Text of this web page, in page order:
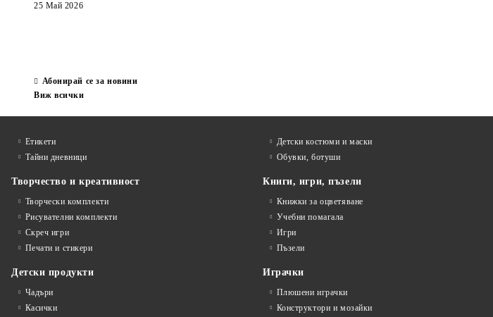
25 Май 2026
Абонирай се за новини
Виж всички
Етикети
Тайни дневници
Творчество и креативност
Творчески комплекти
Рисувателни комплекти
Скреч игри
Печати и стикери
Детски продукти
Чадъри
Касички
Детски костюми и маски
Обувки, ботуши
Книги, игри, пъзели
Книжки за оцветяване
Учебни помагала
Игри
Пъзели
Играчки
Плюшени играчки
Конструктори и мозайки